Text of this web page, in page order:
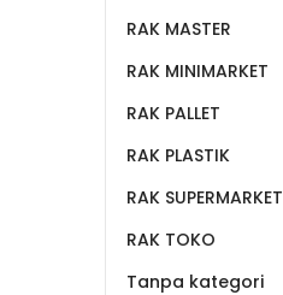
RAK MASTER
RAK MINIMARKET
RAK PALLET
RAK PLASTIK
RAK SUPERMARKET
RAK TOKO
Tanpa kategori